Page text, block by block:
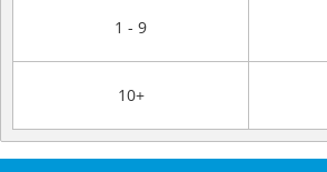
1 - 9
10+